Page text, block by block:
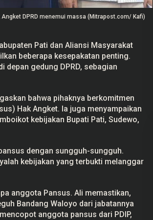
DPRD menemui massa (Mitrapost.com/ Kafi)
Pati dan Aliansi Masyarakat
beberapa kesepakatan penting.
depan gedung DPRD, sebagian
bahwa pihaknya berkomitmen
Hak Angket. Ia juga menyampaikan
kebijakan Bupati Pati, Sudewo,
dengan sungguh-sungguh.
kebijakan yang terbukti melanggar
anggota Pansus. Ali memastikan,
Bandang Waloyo dari jabatannya
anggota pansus dari PDIP,
24 Calon Dubes Telah Jalani Fit and
Proper Test, Berikut Daftar